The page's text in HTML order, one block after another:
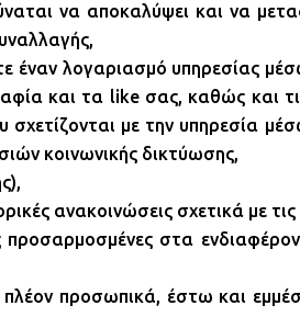
να αποκαλύψει και να
έναν λογαριασμό υπηρεσίας
και τα like σας, καθώς και
με την υπηρεσία
κοινωνικής δικτύωσης,
ανακοινώσεις σχετικά με τις
στα
προσωπικά, έστω και